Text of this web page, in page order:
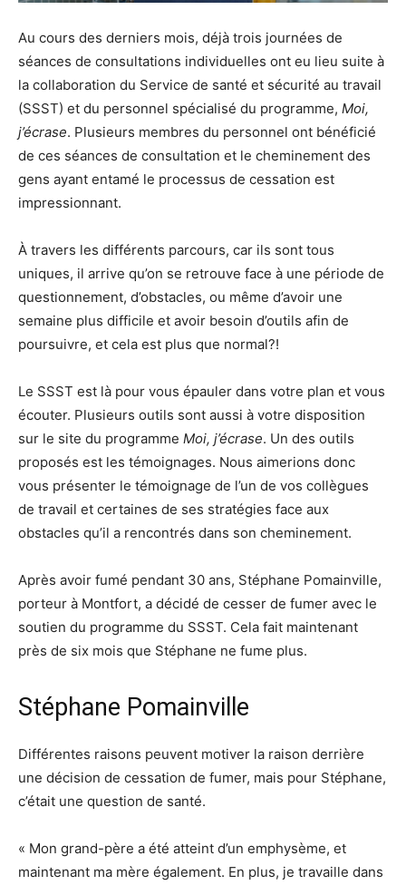
Au cours des derniers mois, déjà trois journées de
séances de consultations individuelles ont eu lieu suite à
la collaboration du Service de santé et sécurité au travail
(SSST) et du personnel spécialisé du programme, Moi,
j’écrase. Plusieurs membres du personnel ont bénéficié
de ces séances de consultation et le cheminement des
gens ayant entamé le processus de cessation est
impressionnant.
À travers les différents parcours, car ils sont tous
uniques, il arrive qu’on se retrouve face à une période de
questionnement, d’obstacles, ou même d’avoir une
semaine plus difficile et avoir besoin d’outils afin de
poursuivre, et cela est plus que normal?!
Le SSST est là pour vous épauler dans votre plan et vous
écouter. Plusieurs outils sont aussi à votre disposition
sur le site du programme Moi, j’écrase. Un des outils
proposés est les témoignages. Nous aimerions donc
vous présenter le témoignage de l’un de vos collègues
de travail et certaines de ses stratégies face aux
obstacles qu’il a rencontrés dans son cheminement.
Après avoir fumé pendant 30 ans, Stéphane Pomainville,
porteur à Montfort, a décidé de cesser de fumer avec le
soutien du programme du SSST. Cela fait maintenant
près de six mois que Stéphane ne fume plus.
Stéphane Pomainville
Différentes raisons peuvent motiver la raison derrière
une décision de cessation de fumer, mais pour Stéphane,
c’était une question de santé.
« Mon grand-père a été atteint d’un emphysème, et
maintenant ma mère également. En plus, je travaille dans